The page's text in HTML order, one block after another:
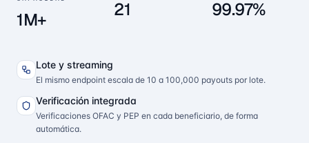
1M+ 21 99.97%
Lote y streaming
El mismo endpoint escala de 10 a 100,000 payouts por lote.
Verificación integrada
Verificaciones OFAC y PEP en cada beneficiario, de forma
automática.